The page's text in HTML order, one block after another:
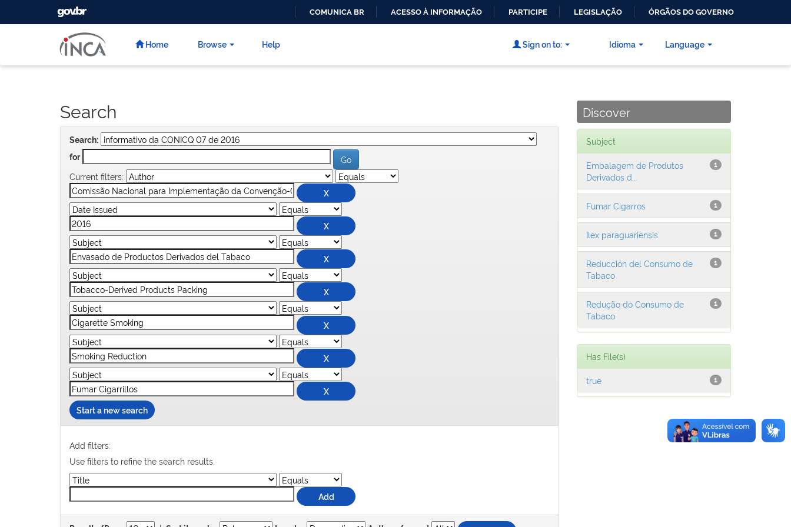
CONTEÚDO
GOVBR
COMUNICA BR ACESSO À INFORMAÇÃO PARTICIPE LEGISLAÇÃO ÓRGÃOS DO GOVERNO
Home Browse Help Language
Sign on to: Idioma
Search
Search:
for
Current filters:
Start a new search
Add filters:
Use filters to refine the search results.
Discover
Subject
1
Embalagem de Produtos
Derivados d...
1
Fumar Cigarros
1
Ilex paraguariensis
1
Reducción del Consumo de
Tabaco
1
Redução do Consumo de
Tabaco
Has File(s)
1
true